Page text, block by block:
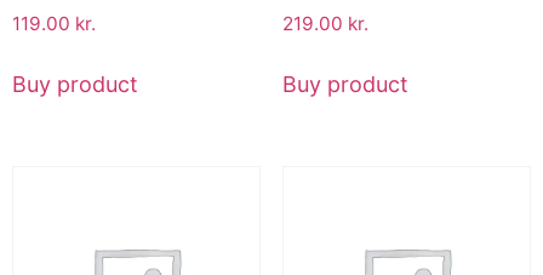
119.00 kr.
Buy product
219.00 kr.
Buy product